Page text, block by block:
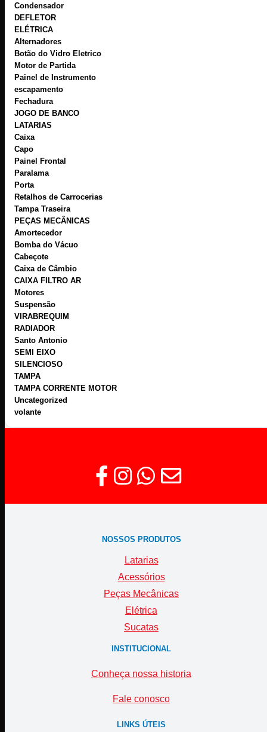
Condensador
DEFLETOR
ELÉTRICA
Alternadores
Botão do Vidro Eletrico
Motor de Partida
Painel de Instrumento
escapamento
Fechadura
JOGO DE BANCO
LATARIAS
Caixa
Capo
Painel Frontal
Paralama
Porta
Retalhos de Carrocerias
Tampa Traseira
PEÇAS MECÂNICAS
Amortecedor
Bomba do Vácuo
Cabeçote
Caixa de Câmbio
CAIXA FILTRO AR
Motores
Suspensão
VIRABREQUIM
RADIADOR
Santo Antonio
SEMI EIXO
SILENCIOSO
TAMPA
TAMPA CORRENTE MOTOR
Uncategorized
volante
NOSSOS PRODUTOS
Latarias
Acessórios
Peças Mecânicas
Elétrica
Sucatas
INSTITUCIONAL
Conheça nossa historia
Fale conosco
LINKS ÚTEIS